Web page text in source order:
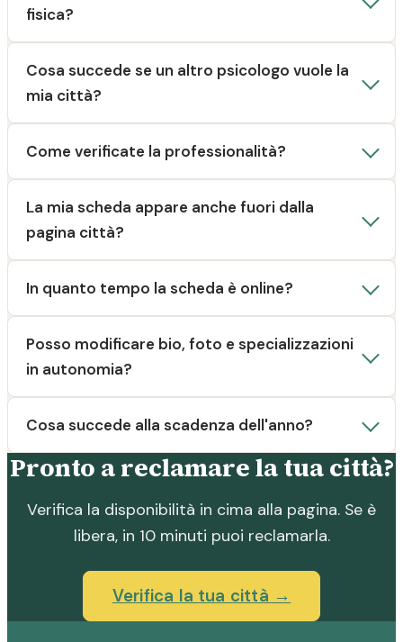
fisica?
Cosa succede se un altro psicologo vuole la
mia città?
Come verificate la professionalità?
La mia scheda appare anche fuori dalla
pagina città?
In quanto tempo la scheda è online?
Posso modificare bio, foto e specializzazioni
in autonomia?
Cosa succede alla scadenza dell'anno?
Pronto a reclamare la tua città?
Verifica la disponibilità in cima alla pagina. Se è
libera, in 10 minuti puoi reclamarla.
Verifica la tua città →